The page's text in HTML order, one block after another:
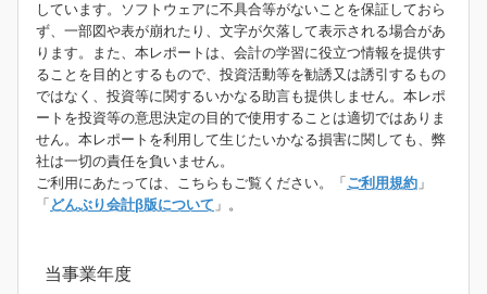
しています。ソフトウェアに不具合等がないことを保証しておら
ず、一部図や表が崩れたり、文字が欠落して表示される場合があ
ります。また、本レポートは、会計の学習に役立つ情報を提供す
ることを目的とするもので、投資活動等を勧誘又は誘引するもの
ではなく、投資等に関するいかなる助言も提供しません。本レポ
ートを投資等の意思決定の目的で使用することは適切ではありま
せん。本レポートを利用して生じたいかなる損害に関しても、弊
社は一切の責任を負いません。
ご利用にあたっては、こちらもご覧ください。「 ご利用規約 」
「 どんぶり会計β版について 」。
当事業年度